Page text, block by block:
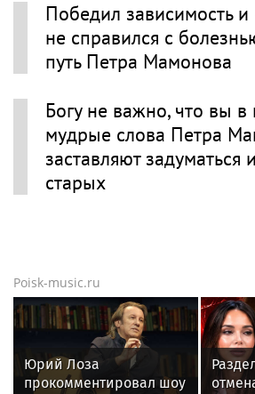
Победил зависимость и
не справился с
путь Петра Мамонова
Богу не важно, что вы в
мудрые слова Петра
заставляют
старых
Poisk-music.ru
Юрий Лоза
прокомментировал шоу